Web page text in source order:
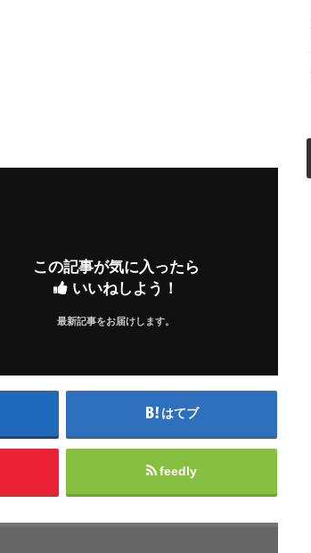
この記事が気に入ったら
いいねしよう！
最新記事をお届けします。
はてブ
feedly